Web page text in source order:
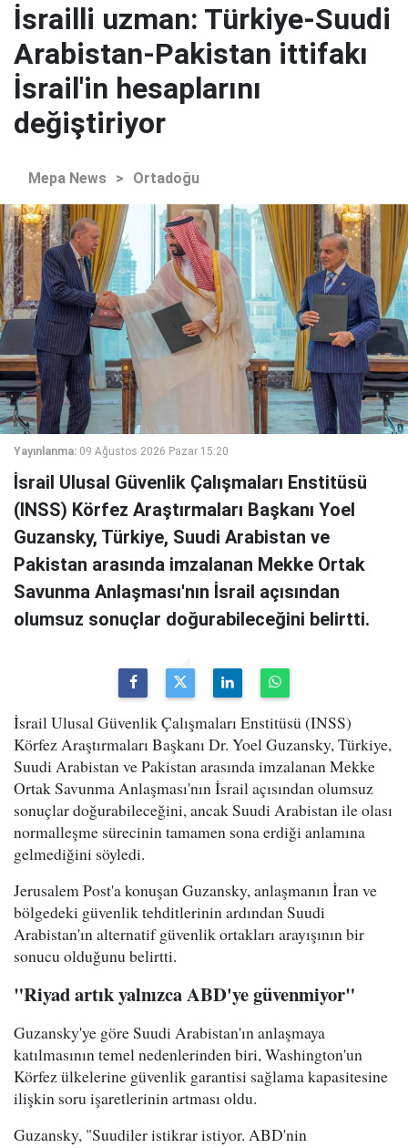
İsrailli uzman: Türkiye-Suudi
Arabistan-Pakistan ittifakı
İsrail'in hesaplarını
değiştiriyor
Mepa News > Ortadoğu
Yayınlanma: 09 Ağustos 2026 Pazar 15:20
İsrail Ulusal Güvenlik Çalışmaları Enstitüsü
(INSS) Körfez Araştırmaları Başkanı Yoel
Guzansky, Türkiye, Suudi Arabistan ve
Pakistan arasında imzalanan Mekke Ortak
Savunma Anlaşması'nın İsrail açısından
olumsuz sonuçlar doğurabileceğini belirtti.
İsrail Ulusal Güvenlik Çalışmaları Enstitüsü (INSS)
Körfez Araştırmaları Başkanı Dr. Yoel Guzansky, Türkiye,
Suudi Arabistan ve Pakistan arasında imzalanan Mekke
Ortak Savunma Anlaşması'nın İsrail açısından olumsuz
sonuçlar doğurabileceğini, ancak Suudi Arabistan ile olası
normalleşme sürecinin tamamen sona erdiği anlamına
gelmediğini söyledi.
Jerusalem Post'a konuşan Guzansky, anlaşmanın İran ve
bölgedeki güvenlik tehditlerinin ardından Suudi
Arabistan'ın alternatif güvenlik ortakları arayışının bir
sonucu olduğunu belirtti.
"Riyad artık yalnızca ABD'ye güvenmiyor"
Guzansky'ye göre Suudi Arabistan'ın anlaşmaya
katılmasının temel nedenlerinden biri, Washington'un
Körfez ülkelerine güvenlik garantisi sağlama kapasitesine
ilişkin soru işaretlerinin artması oldu.
Guzansky, "Suudiler istikrar istiyor. ABD'nin